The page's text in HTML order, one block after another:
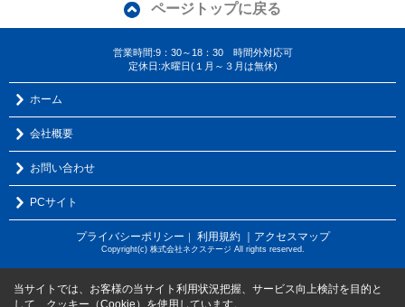
ページトップに戻る
営業時間:9：30～18：30 時間外対応可
定休日:水曜日(１月～３月は無休)
ホーム
会社概要
お問い合わせ
PCサイト
プライバシーポリシー ｜ 利用規約 ｜アクセスマップ
Copyright(c) 株式会社ネクステージ All rights reserved.
当サイトでは、お客様の当サイト利用状況把握、サービス向上検討を目的と
して、クッキー（Cookie）を使用しています。